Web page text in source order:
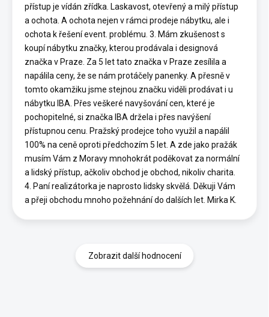
přístup je vídán zřídka. Laskavost, otevřený a milý přístup
a ochota. A ochota nejen v rámci prodeje nábytku, ale i
ochota k řešení event. problému. 3. Mám zkušenost s
koupí nábytku značky, kterou prodávala i designová
značka v Praze. Za 5 let tato značka v Praze zesílila a
napálila ceny, že se nám protáčely panenky. A přesně v
tomto okamžiku jsme stejnou značku viděli prodávat i u
nábytku IBA. Přes veškeré navyšování cen, které je
pochopitelné, si značka IBA držela i přes navýšení
přístupnou cenu. Pražský prodejce toho využil a napálil
100% na ceně oproti předchozím 5 let. A zde jako pražák
musím Vám z Moravy mnohokrát poděkovat za normální
a lidský přístup, ačkoliv obchod je obchod, nikoliv charita.
4. Paní realizátorka je naprosto lidsky skvělá. Děkuji Vám
a přeji obchodu mnoho požehnání do dalších let. Mirka K.
Zobrazit další hodnocení